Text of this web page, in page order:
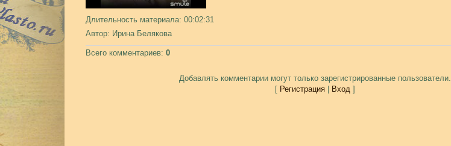
Длительность материала: 00:02:31
Автор: Ирина Белякова
Всего комментариев: 0
Добавлять комментарии могут только зарегистрированные пользователи.
[ Регистрация| Вход]